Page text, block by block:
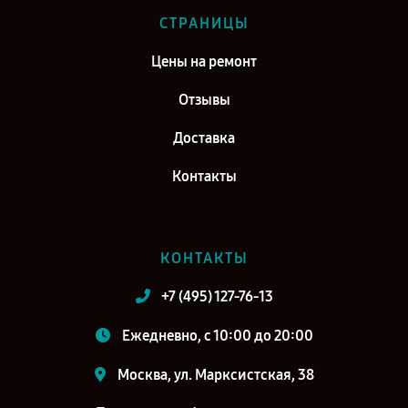
СТРАНИЦЫ
Цены на ремонт
Отзывы
Доставка
Контакты
КОНТАКТЫ
+7 (495) 127-76-13
Ежедневно, с 10:00 до 20:00
Москва, ул. Марксистская, 38